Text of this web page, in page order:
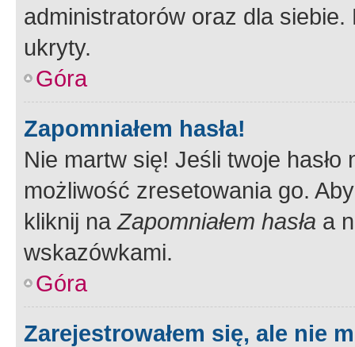
administratorów oraz dla
ukryty.
Góra
Zapomniałem hasła!
Nie martw się! Jeśli twoje
możliwość zresetowania go.
kliknij naZapomniałem hasła a
wskazówkami.
Góra
Zarejestrowałem się, ale nie